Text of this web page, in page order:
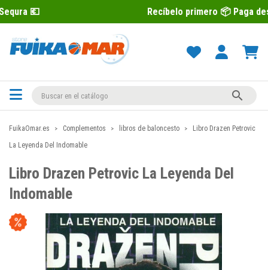
Recíbelo primero 📦 Paga después con

FuikaOmar.es Complementos libros de baloncesto
Libro Drazen Petrovic
La Leyenda Del Indomable
Libro Drazen Petrovic La Leyenda Del
Indomable